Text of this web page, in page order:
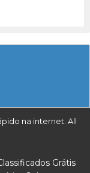
na internet. All
Grátis